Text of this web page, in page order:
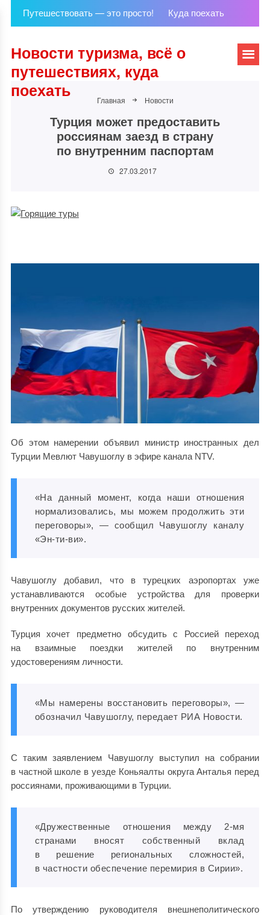
Путешествовать — это просто! Куда поехать
Новости туризма, всё о
путешествиях, куда
поехать
Главная Новости
Турция может предоставить
россиянам заезд в страну
по внутренним паспортам
27.03.2017
Об этом намерении объявил министр иностранных дел
Турции Мевлют Чавушоглу в эфире канала NTV.
«На данный момент, когда наши отношения
нормализовались, мы можем продолжить эти
переговоры», — сообщил Чавушоглу каналу
«Эн-ти-ви».
Чавушоглу добавил, что в турецких аэропортах уже
устанавливаются особые устройства для проверки
внутренних документов русских жителей.
Турция хочет предметно обсудить с Россией переход
на взаимные поездки жителей по внутренним
удостоверениям личности.
«Мы намерены восстановить переговоры», —
обозначил Чавушоглу, передает РИА Новости.
С таким заявлением Чавушоглу выступил на собрании
в частной школе в уезде Коньяалты округа Анталья перед
россиянами, проживающими в Турции.
«Дружественные отношения между 2-мя
странами вносят собственный вклад
в решение региональных сложностей,
в частности обеспечение перемирия в Сирии».
По утверждению руководителя внешнеполитического